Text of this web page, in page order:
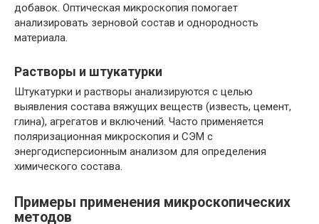
добавок. Оптическая микроскопия помогает
анализировать зерновой состав и однородность
материала.
Растворы и штукатурки
Штукатурки и растворы анализируются с целью
выявления состава вяжущих веществ (известь, цемент,
глина), агрегатов и включений. Часто применяется
поляризационная микроскопия и СЭМ с
энергодисперсионным анализом для определения
химического состава.
Примеры применения микроскопических
методов